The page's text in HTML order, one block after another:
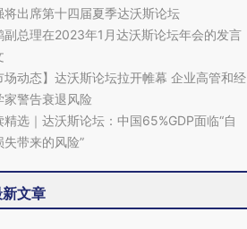
将出席第十四届夏季达沃斯论坛
副总理在2023年1月达沃斯论坛年会的发言
场动态】达沃斯论坛拉开帷幕 企业高管和经
家警告衰退风险
精选｜达沃斯论坛：中国65%GDP面临“自
失带来的风险”
文章